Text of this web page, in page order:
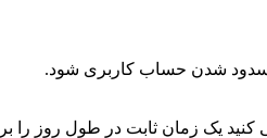
مسدود شدن حساب کاربری شود.